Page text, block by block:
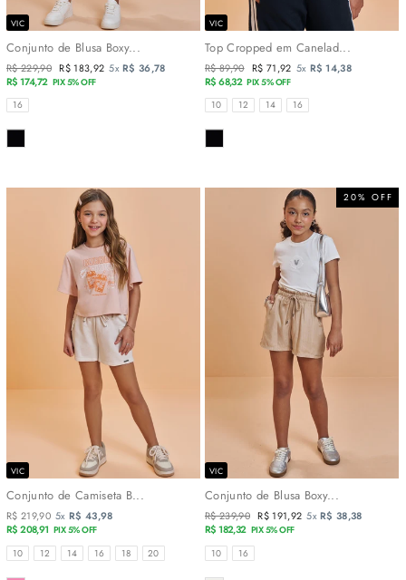
VIC
Conjunto de Blusa Boxy...
Preço
normal
R$ 229,90 Preço
promocional
R$ 183,92 5xR$ 36,78
R$ 174,72 PIX 5% OFF
TAMANHOS
16
COR
VIC
Top Cropped em Canelad...
Preço
normal
R$ 89,90 Preço
promocional
R$ 71,92 5x R$ 14,38
R$ 68,32 PIX 5% OFF
TAMANHOS
10 12 14 16
COR
VIC
Conjunto de Camiseta B...
R$ 219,90 5x R$ 43,98
R$ 208,91 PIX 5% OFF
TAMANHOS
10 12 14 16 18 20
20% OFF
VIC
Conjunto de Blusa Boxy...
Preço
normal
R$ 239,90 Preço
promocional
R$ 191,92 5xR$ 38,38
R$ 182,32 PIX 5% OFF
TAMANHOS
10 16